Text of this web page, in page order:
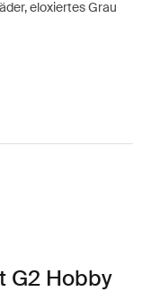
eloxiertes Grau
G2 Hobby